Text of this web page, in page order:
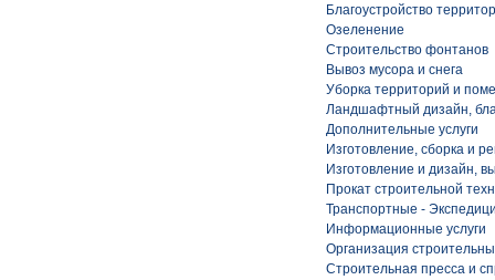
Благоустройство
Озеленение
Строительство фонтанов
Вывоз мусора и снега
Уборка территорий и
Ландшафтный дизайн,
Дополнительные услуги
Изготовление, сборка и
Изготовление и дизайн,
Прокат строительной
Транспортные -
Информационные услуги
Организация
Строительная пресса и